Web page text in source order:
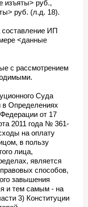
изъяты> руб.,
руб. (л.д. 18).
ИП
<данные
с рассмотрением
Суда
в Определениях
от 17
2011 года № 361-
на оплату
в пользу
лица,
является
способов,
завышения
и тем самым - на
3) Конституции